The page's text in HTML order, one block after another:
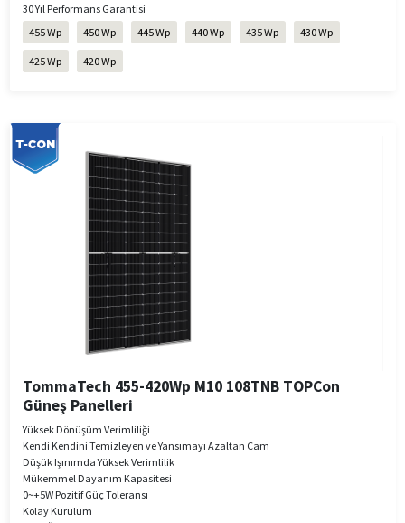
30 Yıl Performans Garantisi
455 Wp
450 Wp 445 Wp 440 Wp 435 Wp 430 Wp
425 Wp 420 Wp
TommaTech 455-420Wp M10 108TNB TOPCon
Güneş Panelleri
Yüksek Dönüşüm Verimliliği
Kendi Kendini Temizleyen ve Yansımayı Azaltan Cam
Düşük Işınımda Yüksek Verimlilik
Mükemmel Dayanım Kapasitesi
0~+5W Pozitif Güç Toleransı
Kolay Kurulum